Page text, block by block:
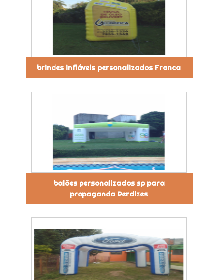
brindes infláveis personalizados Franca
balões personalizados sp para
propaganda Perdizes